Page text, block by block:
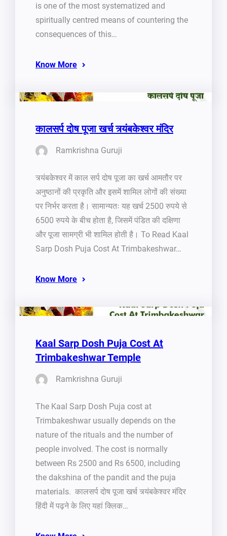
is one of the most systematized and
spiritually centred means of countering the
consequences of this…
Know More
कालसर्प दोष पूजा खर्च त्र्यंबकेश्वर मंदिर
Ramkrishna Guruji
त्र्यंबकेश्वर में काल सर्प दोष पूजा का खर्च आमतौर पर
अनुष्ठानों की प्रकृति और इसमें शामिल लोगों की संख्या
पर निर्भर करता है। सामान्यतः यह खर्च 2500 रुपये से
6500 रुपये के बीच होता है, जिसमें पंडित की दक्षिणा
और पूजा सामग्री भी शामिल होती है। To Read Kaal
Sarp Dosh Puja Cost At Trimbakeshwar…
Know More
Kaal Sarp Dosh Puja Cost At
Trimbakeshwar Temple
Ramkrishna Guruji
The Kaal Sarp Dosh Puja cost at
Trimbakeshwar usually depends on the
nature of the rituals and the number of
people involved. The cost is normally
between Rs 2500 and Rs 6500, including
the dakshina of the pandit and the puja
materials. कालसर्प दोष पूजा खर्च त्र्यंबकेश्वर मंदिर
हिंदी में पढ़ने के लिए यहां क्लिक…